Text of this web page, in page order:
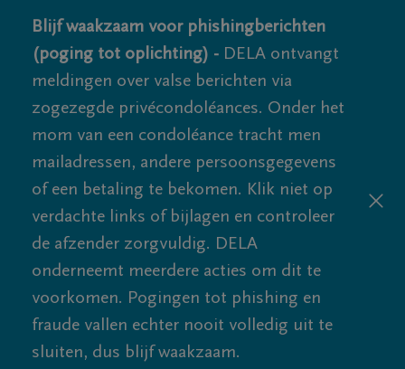
Blijf waakzaam voor phishingberichten
(poging tot oplichting) - DELA ontvangt
meldingen over valse berichten via
zogezegde privécondoléances. Onder het
mom van een condoléance tracht men
mailadressen, andere persoonsgegevens
of een betaling te bekomen. Klik niet op
verdachte links of bijlagen en controleer
de afzender zorgvuldig. DELA
onderneemt meerdere acties om dit te
voorkomen. Pogingen tot phishing en
fraude vallen echter nooit volledig uit te
sluiten, dus blijf waakzaam.